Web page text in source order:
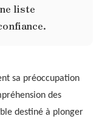
liste
sa préoccupation
des
destiné à plonger